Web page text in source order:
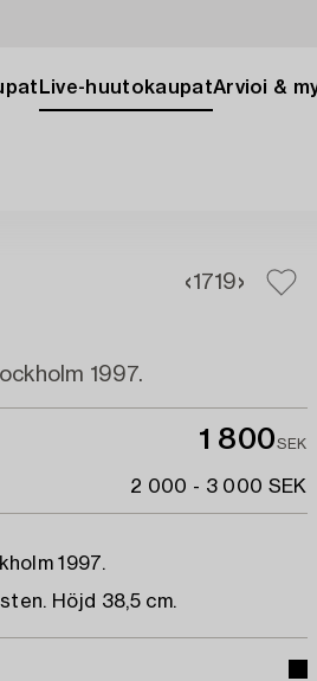
Live-huutokaupatArvioi &
1719
1997.
1 800SEK
2 000 - 3 000 SEK
1997.
Höjd 38,5 cm.